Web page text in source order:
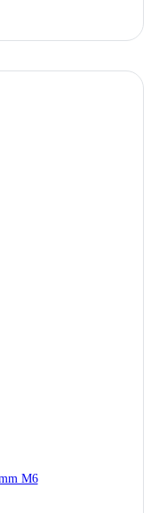
M6